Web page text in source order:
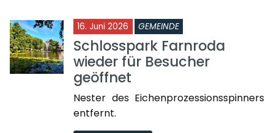
16. Juni 2026 GEMEINDE
Schlosspark Farnroda
wieder für Besucher
geöffnet
Nester des Eichenprozessionsspinners
entfernt.